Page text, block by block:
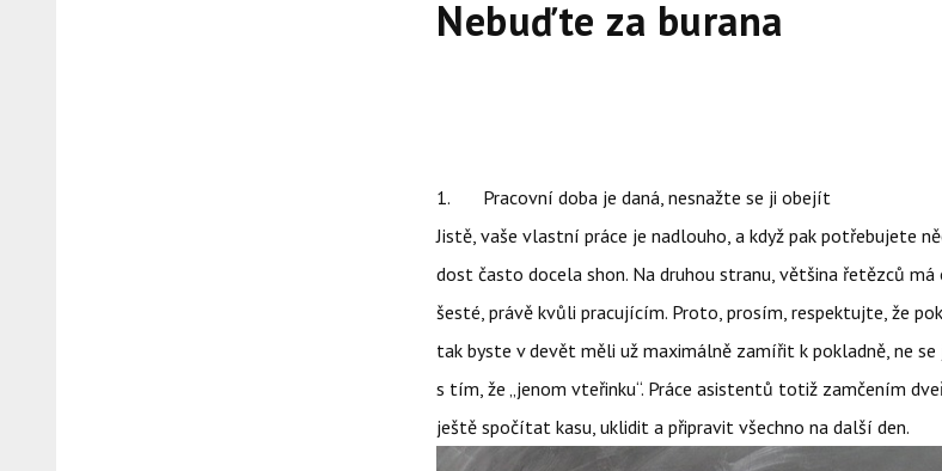
Nebuďte za burana
1. Pracovní doba je daná, nesnažte se ji obejít
Jistě, vaše vlastní práce je nadlouho, a když pak potřebujete
dost často docela shon. Na druhou stranu, většina řetězců
šesté, právě kvůli pracujícím. Proto, prosím, respektujte, že
tak byste v devět měli už maximálně zamířit k pokladně, ne
s tím, že „jenom vteřinku“. Práce asistentů totiž zamčením
ještě spočítat kasu, uklidit a připravit všechno na další den.